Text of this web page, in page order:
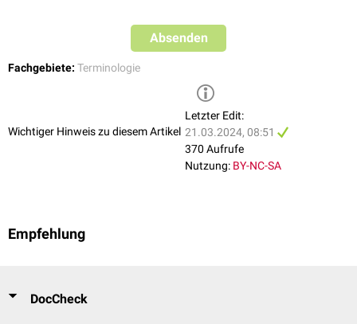
Absenden
Fachgebiete: Terminologie
Wichtiger Hinweis zu diesem Artikel
Letzter Edit:
21.03.2024, 08:51
370 Aufrufe
Nutzung: BY-NC-SA
Empfehlung
DocCheck